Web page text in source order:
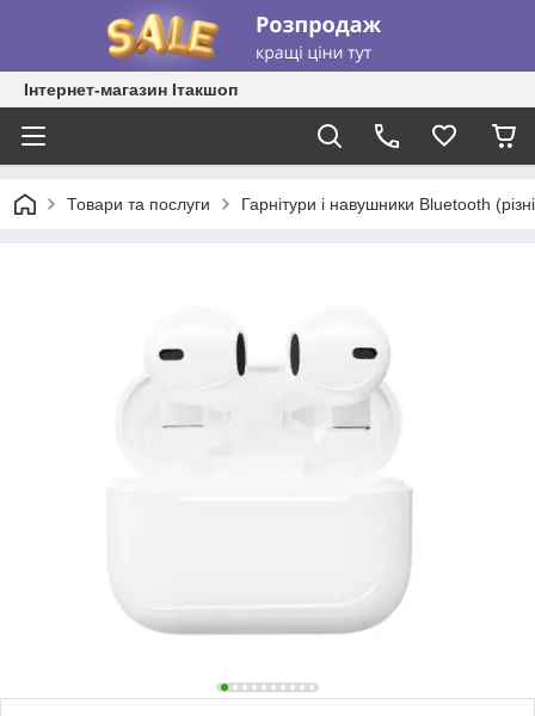
Інтернет-магазин Ітакшоп
Товари та послуги Гарнітури і навушники Bluetooth